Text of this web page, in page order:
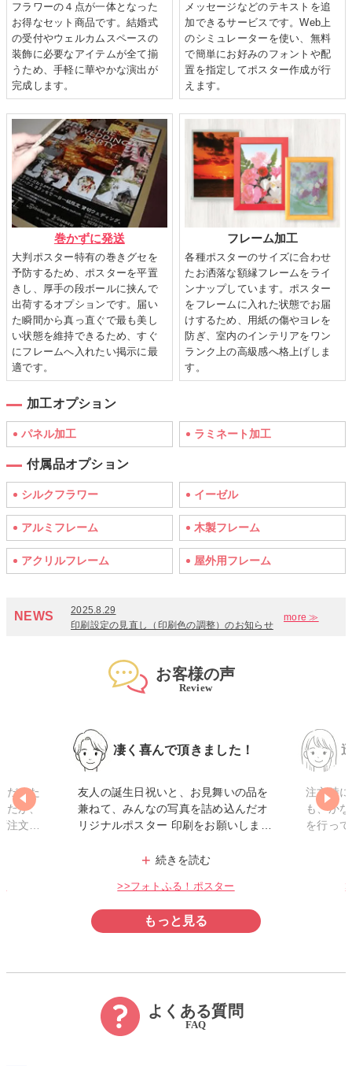
フラワーの４点が一体となった
お得なセット商品です。結婚式
の受付やウェルカムスペースの
装飾に必要なアイテムが全て揃
うため、手軽に華やかな演出が
完成します。
メッセージなどのテキストを追
加できるサービスです。Web上
のシミュレーターを使い、無料
で簡単にお好みのフォントや配
置を指定してポスター作成が行
えます。
巻かずに発送
大判ポスター特有の巻きグセを
予防するため、ポスターを平置
きし、厚手の段ボールに挟んで
出荷するオプションです。届い
た瞬間から真っ直ぐで最も美し
い状態を維持できるため、すぐ
にフレームへ入れたい掲示に最
適です。
フレーム加工
各種ポスターのサイズに合わせ
たお洒落な額縁フレームをライ
ンナップしています。ポスター
をフレームに入れた状態でお届
けするため、用紙の傷やヨレを
防ぎ、室内のインテリアをワン
ランク上の高級感へ格上げしま
す。
加工オプション
パネル加工 ラミネート加工
付属品オプション
シルクフラワー イーゼル
アルミフレーム 木製フレーム
アクリルフレーム 屋外用フレーム
NEWS
2025.8.29
印刷設定の見直し（印刷色の調整）のお知らせ
more ≫
お客様の声
Review
だった
たが、
文で
また
凄く喜んで頂きました！
友人の誕生日祝いと、お見舞いの品を
兼ねて、みんなの写真を詰め込んだオ
リジナルポスター 印刷をお願いしまし
で頂けて、本当に良かったです！セッ
がありました。またお祝い事の際に注
文させていただきます。
+ 続きを読む
>>フォトふる！ポスター
注文時
も、か
を行っ
スター
もっと見る
よくある質問
FAQ